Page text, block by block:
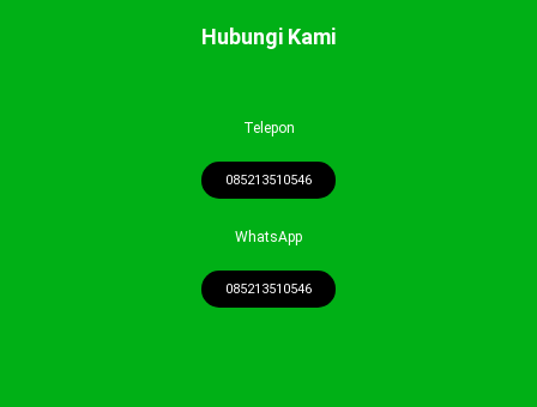
Hubungi Kami
Telepon
085213510546
WhatsApp
085213510546